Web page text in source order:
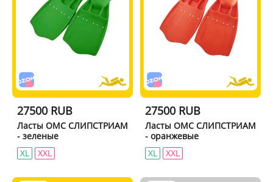
27500 RUB
Ласты ОМС СЛИПСТРИАМ
- зеленые
XL
XXL
27500 RUB
Ласты ОМС СЛИПСТРИАМ
- оранжевые
XL
XXL